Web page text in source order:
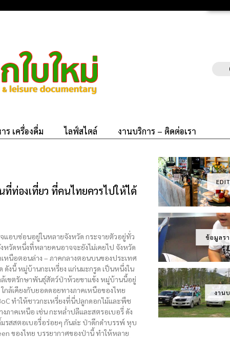
ร เครื่องดื่ม ไลฟ์สไตล์ งานบริการ – ติดต่อเรา
ท่องเที่ยว ที่คนไทยควรไปให้ได้
แอบซ่อนอยู่ในหลายจังหวัด กระจายตัวอยู่ทั่ว
วัดหนึ่งที่หลายคนอาจจะยังไม่เคยไป จังหวัด
เหนือตอนล่าง – ภาคกลางตอนบนของประเทศ
งนี้ หมู่บ้านกะเหรี่ยง แก่นมะกรูด เป็นหนึ่งใน
เขตรักษาพันธุ์สัตว์ป่าห้วยขาแข้ง หมู่บ้านนี้อยู่
กล้เคียงกับยอดดอยทางภาคเหนือของไทย
ทำให้ชาวกะเหรี่ยงที่นี่ปลูกดอกไม้และพืช
ภาคเหนือ เช่น กะหล่ำปลีและสตรอเบอรี่ ดัง
รสสตอเบอรี่อร่อยๆ กันล่ะ ป่าดึกดำบรรพ์ หุบ
ของไทย บรรยากาศของป่านี้ ทำให้หลาย
ข้อมูลร
งาน